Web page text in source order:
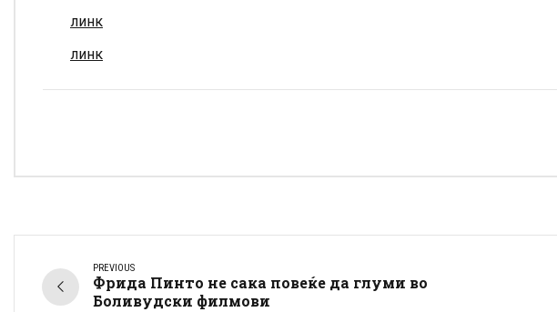
линк
линк
PREVIOUS
Фрида Пинто не сака повеќе да глуми во
Боливудски филмови